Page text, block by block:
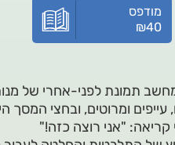
מודפס
₪40
תמונת לפני-אחרי של
ומרוטים, ובחצי המסך
קריאה: "אני רוצה כזה!"